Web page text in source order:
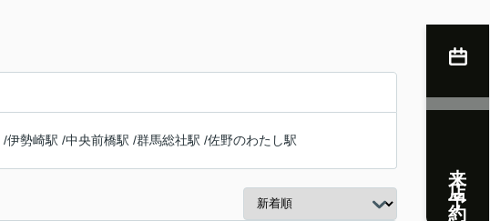
/伊勢崎駅 /中央前橋駅 /群馬総社駅 /佐野のわたし駅
来店予約